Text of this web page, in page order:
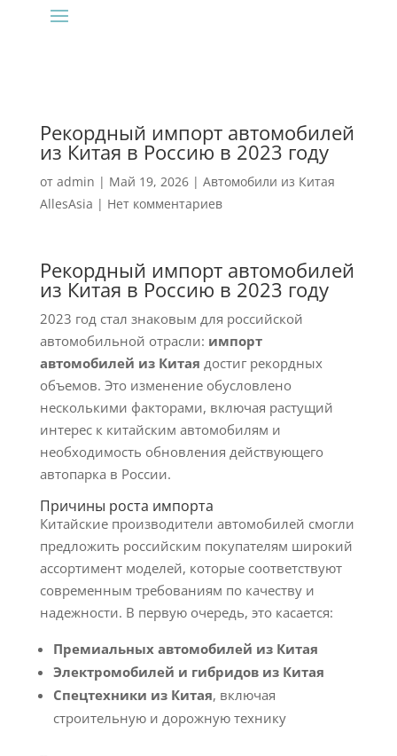
Рекордный импорт автомобилей
из Китая в Россию в 2023 году
от admin | Май 19, 2026| Автомобили из Китая
AllesAsia | Нет комментариев
Рекордный импорт автомобилей
из Китая в Россию в 2023 году
2023 год стал знаковым для российской
автомобильной отрасли: импорт
автомобилей из Китая достиг рекордных
объемов. Это изменение обусловлено
несколькими факторами, включая растущий
интерес к китайским автомобилям и
необходимость обновления действующего
автопарка в России.
Причины роста импорта
Китайские производители автомобилей смогли
предложить российским покупателям широкий
ассортимент моделей, которые соответствуют
современным требованиям по качеству и
надежности. В первую очередь, это касается:
Премиальных автомобилей из Китая
Электромобилей и гибридов из Китая
Спецтехники из Китая, включая
строительную и дорожную технику